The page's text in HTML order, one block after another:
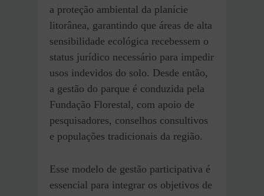
a proteção ambiental da planície
litorânea, garantindo que áreas de alta
sensibilidade ecológica recebessem o
status jurídico necessário para impedir
usos indevidos do solo. Desde então,
a gestão do parque é conduzida pela
Fundação Florestal, com apoio de
pesquisadores, conselhos consultivos
e populações tradicionais da região.
Esse modelo de gestão participativa é
essencial para integrar os objetivos de